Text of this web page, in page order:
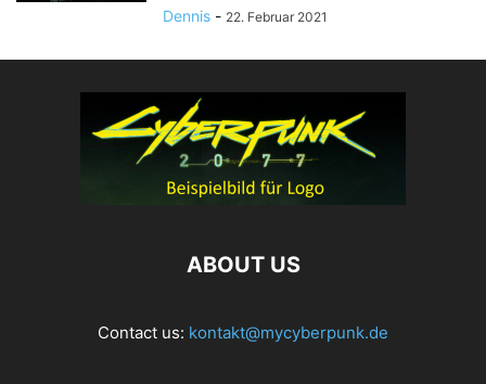
Dennis - 22. Februar 2021
ABOUT US
Contact us: kontakt@mycyberpunk.de